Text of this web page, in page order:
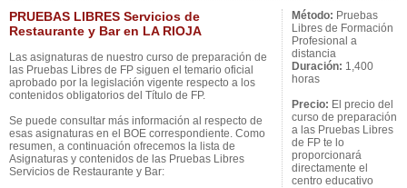
PRUEBAS LIBRES Servicios de
Restaurante y Bar en LA RIOJA
Las asignaturas de nuestro curso de preparación de
las Pruebas Libres de FP siguen el temario oficial
aprobado por la legislación vigente respecto a los
contenidos obligatorios del Título de FP.
Se puede consultar más información al respecto de
esas asignaturas en el BOE correspondiente. Como
resumen, a continuación ofrecemos la lista de
Asignaturas y contenidos de las Pruebas Libres
Servicios de Restaurante y Bar:
Método: Pruebas
Libres de Formación
Profesional a
distancia
Duración: 1,400
horas
Precio: El precio del
curso de preparación
a las Pruebas Libres
de FP te lo
proporcionará
directamente el
centro educativo